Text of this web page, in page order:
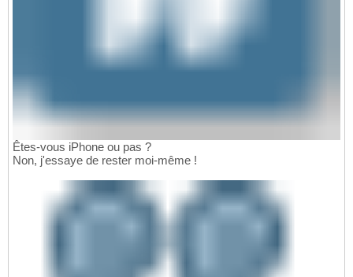
Êtes-vous iPhone ou pas ?
Non, j'essaye de rester moi-même !